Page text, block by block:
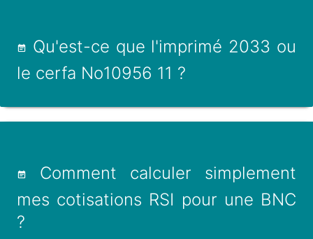
Qu'est-ce que l'imprimé 2033 ou
le cerfa No10956 11 ?
Comment calculer simplement
mes cotisations RSI pour une BNC
?